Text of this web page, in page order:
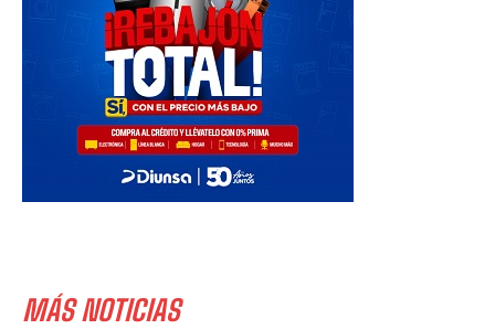
MÁS NOTICIAS